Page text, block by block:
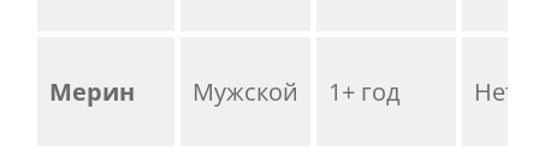
Мерин Мужской 1+ год Нет